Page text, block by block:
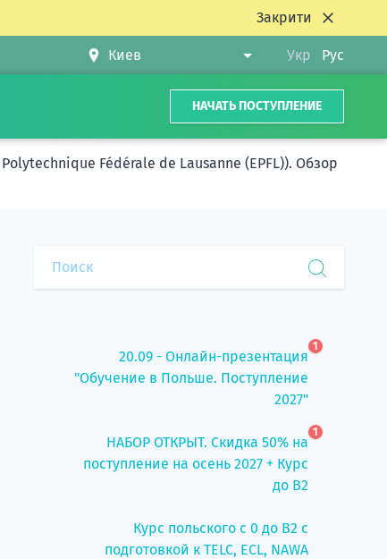
Закрити
Укр Рус
НАЧАТЬ ПОСТУПЛЕНИЕ
Fédérale de Lausanne (EPFL)). Обзор
20.09 - Онлайн-презентация
"Обучение в Польше. Поступление
2027"
1
НАБОР ОТКРЫТ. Скидка 50% на
поступление на осень 2027 + Курс
до B2
1
Курс польского с 0 до B2 с
подготовкой к TELC, ECL, NAWA